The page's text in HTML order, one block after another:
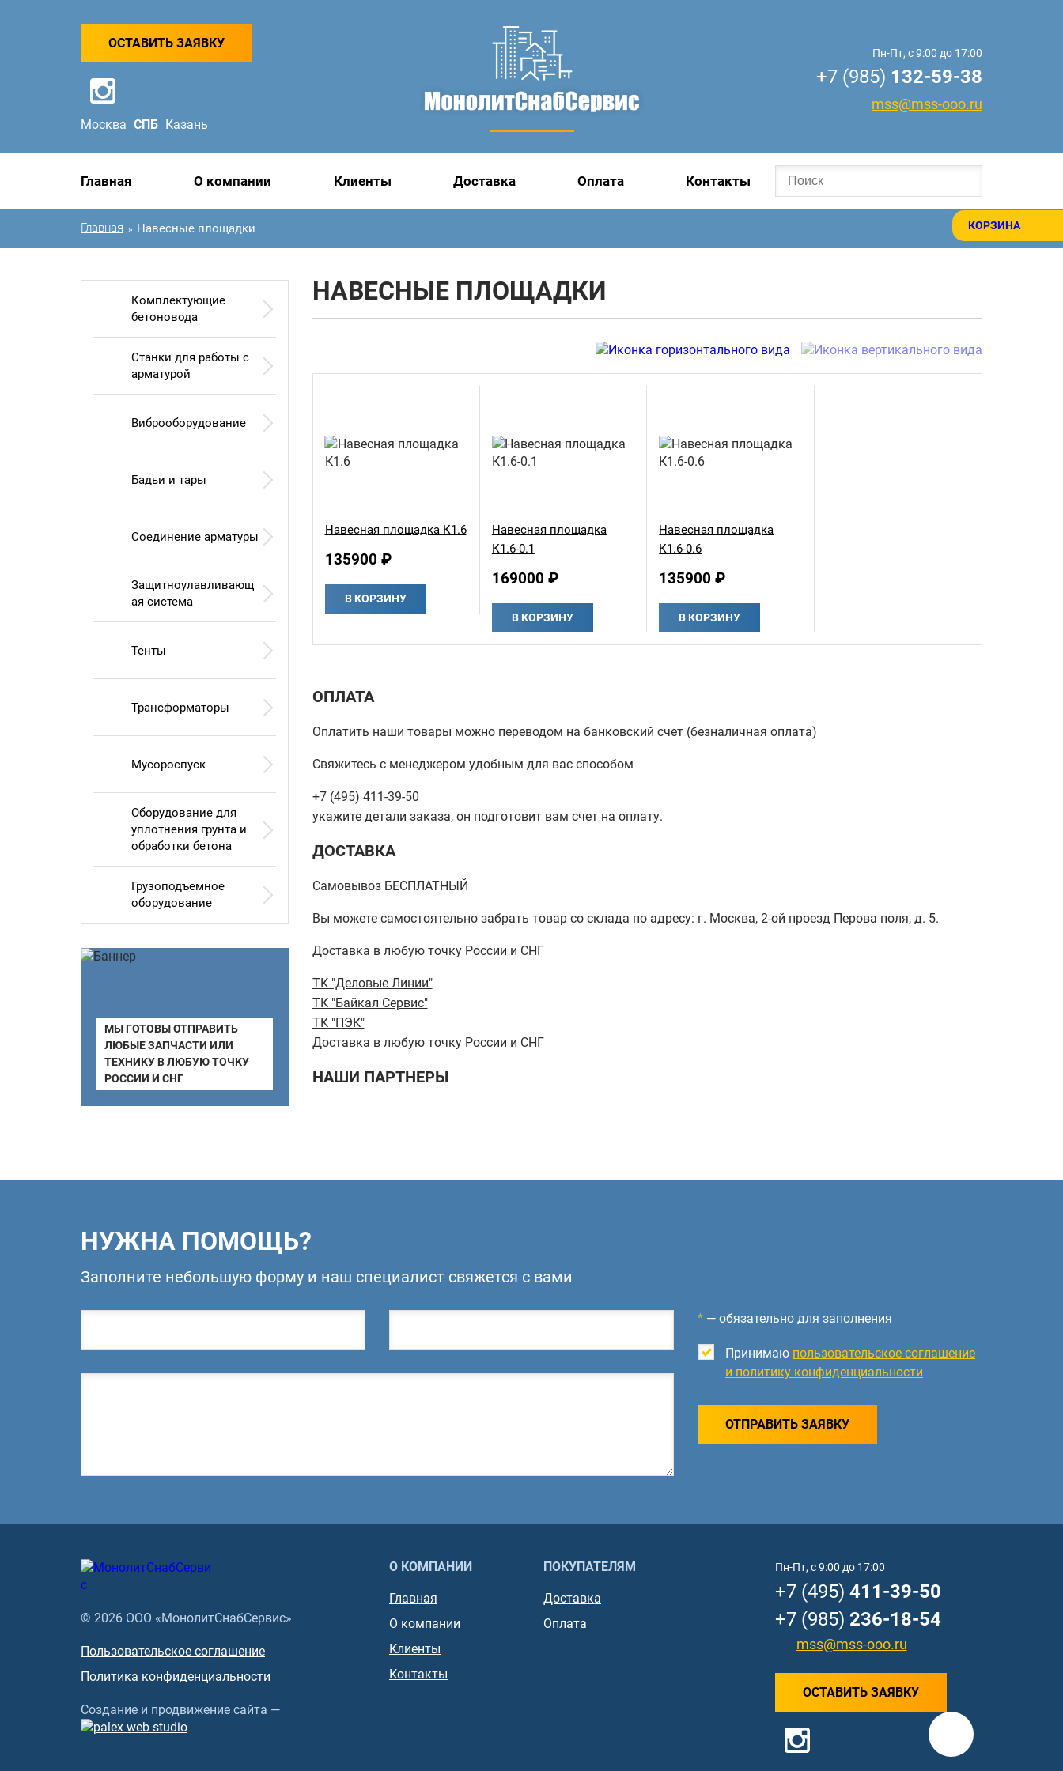
КОРЗИНА
ОСТАВИТЬ ЗАЯВКУ
Москва СПБ Казань
Пн-Пт, с 9:00 до 17:00
+7 (985) 132-59-38
mss@mss-ooo.ru
Главная О компании Клиенты Доставка Оплата Контакты
Главная » Навесные площадки
НАВЕСНЫЕ ПЛОЩАДКИ
Навесная площадка К1.6
135900 ₽
В КОРЗИНУ
Навесная площадка
К1.6-0.1
169000 ₽
В КОРЗИНУ
Навесная площадка
К1.6-0.6
135900 ₽
В КОРЗИНУ
ОПЛАТА
Оплатить наши товары можно переводом на банковский счет (безналичная оплата)
Свяжитесь с менеджером удобным для вас способом
+7 (495) 411-39-50
укажите детали заказа, он подготовит вам счет на оплату.
ДОСТАВКА
Самовывоз БЕСПЛАТНЫЙ
Вы можете самостоятельно забрать товар со склада по адресу: г. Москва, 2-ой проезд Перова поля, д. 5.
Доставка в любую точку России и СНГ
ТК "Деловые Линии"
ТК "Байкал Сервис"
ТК "ПЭК"
Доставка в любую точку России и СНГ
НАШИ ПАРТНЕРЫ
Комплектующие
бетоновода
Станки для работы с
арматурой
Виброоборудование
Бадьи и тары
Соединение арматуры
Защитноулавливающ
ая система
Тенты
Трансформаторы
Мусороспуск
Оборудование для
уплотнения грунта и
обработки бетона
Грузоподъемное
оборудование
МЫ ГОТОВЫ ОТПРАВИТЬ
ЛЮБЫЕ ЗАПЧАСТИ ИЛИ
ТЕХНИКУ В ЛЮБУЮ ТОЧКУ
РОССИИ И СНГ
НУЖНА ПОМОЩЬ?
Заполните небольшую форму и наш специалист свяжется с вами
* — обязательно для заполнения
Принимаю пользовательское соглашение
и политику конфиденциальности
ОТПРАВИТЬ ЗАЯВКУ
© 2026 ООО «МонолитСнабСервис»
Пользовательское соглашение
Политика конфиденциальности
Создание и продвижение сайта —
О КОМПАНИИ
Главная
О компании
Клиенты
Контакты
ПОКУПАТЕЛЯМ
Доставка
Оплата
Пн-Пт, с 9:00 до 17:00
+7 (495) 411-39-50
+7 (985) 236-18-54
mss@mss-ooo.ru
ОСТАВИТЬ ЗАЯВКУ